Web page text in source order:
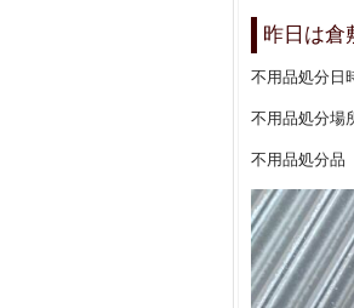
昨日は倉
不用品処分日
不用品処分場
不用品処分品